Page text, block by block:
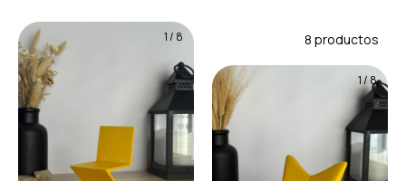
8 productos
1/ 8
1/8